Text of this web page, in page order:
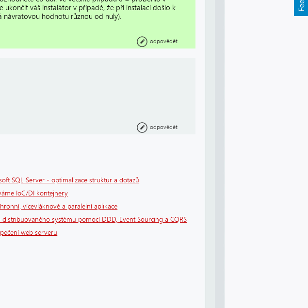
váš instalátor v případě, že při instalaci došlo k
návratovou hodnotu různou od nuly).
odpovědět
odpovědět
SQL Server - optimalizace struktur a dotazů
IoC/DI kontejnery
vícevláknové a paralelní aplikace
distribuovaného systému pomocí DDD, Event Sourcing a CQRS
web serveru